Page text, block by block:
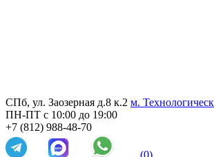
СПб, ул. Заозерная д.8 к.2 м.
ПН-ПТ с 10:00 до 19:00
+7 (812) 988-48-70
(0)